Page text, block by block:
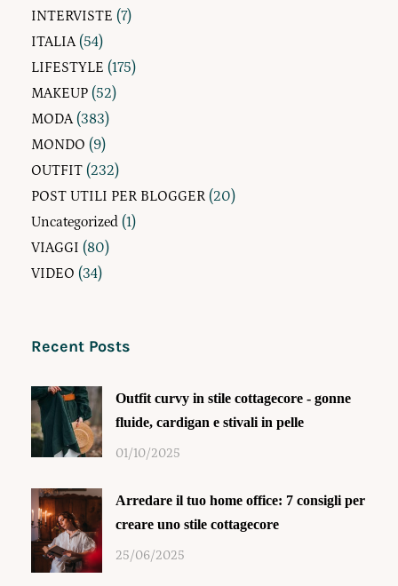
INTERVISTE (7)
ITALIA(54)
LIFESTYLE (175)
MAKEUP (52)
MODA(383)
MONDO (9)
OUTFIT (232)
POST UTILI PER BLOGGER (20)
Uncategorized (1)
VIAGGI (80)
VIDEO (34)
Recent Posts
Outfit curvy in stile cottagecore - gonne
fluide, cardigan e stivali in pelle
01/10/2025
Arredare il tuo home office: 7 consigli per
creare uno stile cottagecore
25/06/2025